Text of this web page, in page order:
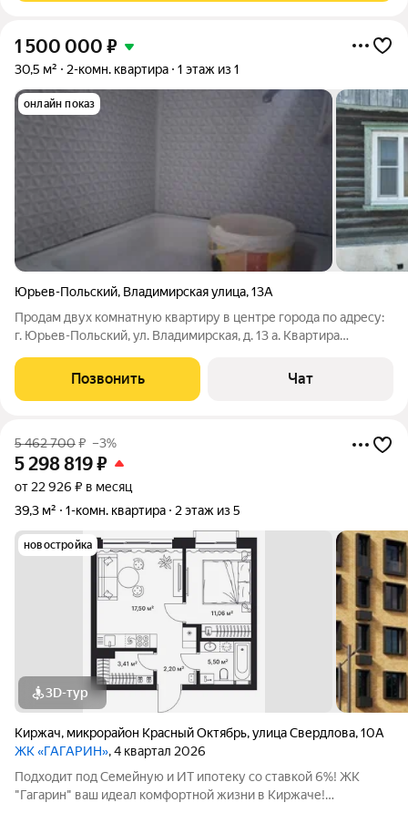
1 500 000 ₽
30,5 м² 2-комн. квартира 1 этаж из 1
онлайн показ
Юрьев-Польский, Владимирская улица,13А
Продам двух комнатную квартиру в центре города по адресу:
г. Юрьев-Польский, ул. Владимирская, д. 13 а. Квартира
смежные комнаты , отопление, водоснабжение и канализация
центральные. Горячая вода
Позвонить Чат
5 462 700₽ –3%
5 298 819₽
от 22 926 ₽ в месяц
39,3 м²
1-комн. квартира 2 этаж из 5
новостройка
3D-тур
Киржач, микрорайон Красный Октябрь,улица Свердлова,10А
ЖК «ГАГАРИН», 4 квартал 2026
Подходит под Семейную и ИТ ипотеку со ставкой 6%! ЖК
"Гагарин" ваш идеал комфортной жизни в Киржаче!